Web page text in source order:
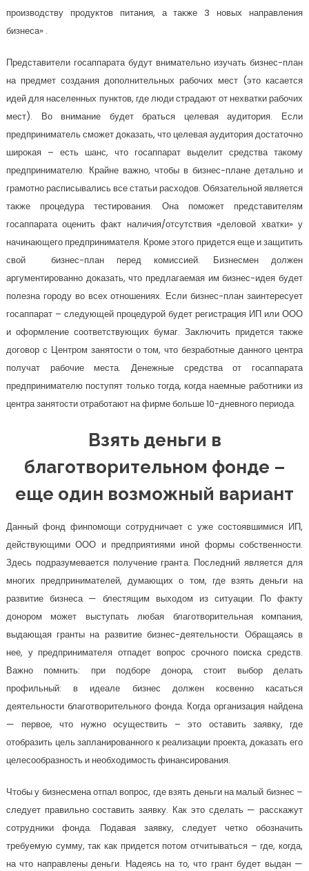
производству продуктов питания, а также 3 новых направления
бизнеса» .
Представители госаппарата будут внимательно изучать бизнес-план
на предмет создания дополнительных рабочих мест (это касается
идей для населенных пунктов, где люди страдают от нехватки рабочих
мест). Во внимание будет браться целевая аудитория. Если
предприниматель сможет доказать, что целевая аудитория достаточно
широкая – есть шанс, что госаппарат выделит средства такому
предпринимателю. Крайне важно, чтобы в бизнес-плане детально и
грамотно расписывались все статьи расходов. Обязательной является
также процедура тестирования. Она поможет представителям
госаппарата оценить факт наличия/отсутствия «деловой хватки» у
начинающего предпринимателя. Кроме этого придется еще и защитить
свой бизнес-план перед комиссией. Бизнесмен должен
аргументированно доказать, что предлагаемая им бизнес-идея будет
полезна городу во всех отношениях. Если бизнес-план заинтересует
госаппарат – следующей процедурой будет регистрация ИП или ООО
и оформление соответствующих бумаг. Заключить придется также
договор с Центром занятости о том, что безработные данного центра
получат рабочие места. Денежные средства от госаппарата
предпринимателю поступят только тогда, когда наемные работники из
центра занятости отработают на фирме больше 10-дневного периода.
Взять деньги в
благотворительном фонде –
еще один возможный вариант
Данный фонд финпомощи сотрудничает с уже состоявшимися ИП,
действующими ООО и предприятиями иной формы собственности.
Здесь подразумевается получение гранта. Последний является для
многих предпринимателей, думающих о том, где взять деньги на
развитие бизнеса — блестящим выходом из ситуации. По факту
донором может выступать любая благотворительная компания,
выдающая гранты на развитие бизнес-деятельности. Обращаясь в
нее, у предпринимателя отпадет вопрос срочного поиска средств.
Важно помнить: при подборе донора, стоит выбор делать
профильный: в идеале бизнес должен косвенно касаться
деятельности благотворительного фонда. Когда организация найдена
— первое, что нужно осуществить – это оставить заявку, где
отобразить цель запланированного к реализации проекта, доказать его
целесообразность и необходимость финансирования.
Чтобы у бизнесмена отпал вопрос, где взять деньги на малый бизнес –
следует правильно составить заявку. Как это сделать — расскажут
сотрудники фонда. Подавая заявку, следует четко обозначить
требуемую сумму, так как придется потом отчитываться – где, когда,
на что направлены деньги. Надеясь на то, что грант будет выдан —